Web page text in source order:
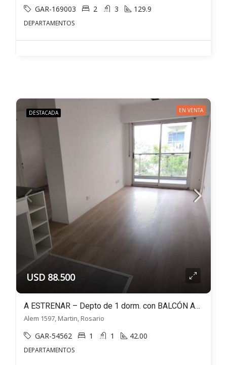
GAR-169003 2 3 129.9
DEPARTAMENTOS
DESTACADA EN VENTA
USD 88.500
A ESTRENAR – Depto de 1 dorm. con BALCÓN AL FRENTE – Alem 1500 – Martin, Rosario
Alem 1597, Martin, Rosario
GAR-54562 1 1 42.00
DEPARTAMENTOS